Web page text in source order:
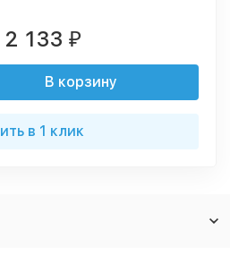
2 133 ₽
В корзину
в 1 клик